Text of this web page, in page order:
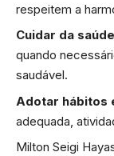
respeitem a
Cuidar da
quando
saudável.
Adotar hábitos
adequada,
Milton Seigi